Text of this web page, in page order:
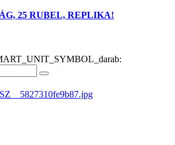
25 RUBEL, REPLIKA!